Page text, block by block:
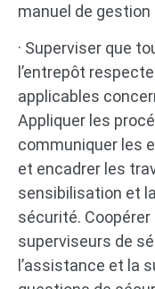
manuel de
· Superviser que
l’entrepôt
applicables
Appliquer les
communiquer les
et encadrer les
sensibilisation et
sécurité.
superviseurs de
l’assistance et la